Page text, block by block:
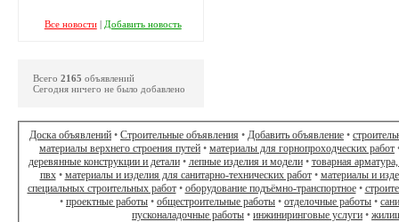
Все новости| Добавить новость
Всего 2165 объявлений
Сегодня ничего не было добавлено
Доска объявлений • Строительные объявления • Добавить объявление •
материалы верхнего строения путей • материалы для горнопроходческих работ
деревянные конструкции и детали• лепные изделия и модели• товарная
пвх• материалы и изделия для санитарно-технических работ• материалы и
специальных строительных работ• оборудование подъёмно-транспортное•
• проектные работы • общестроительные работы • отделочные работы •
пусконаладочные работы • инжиниринговые услуги •